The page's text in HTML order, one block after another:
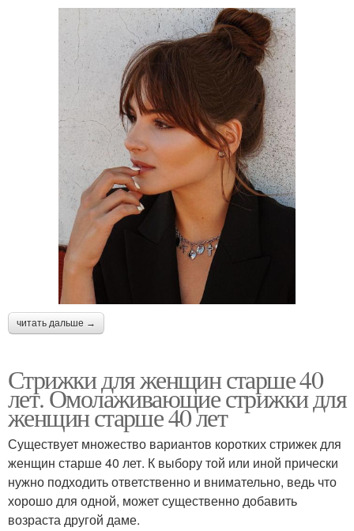
читать дальше →
Стрижки для женщин старше 40
лет. Омолаживающие стрижки для
женщин старше 40 лет
Существует множество вариантов коротких стрижек для
женщин старше 40 лет. К выбору той или иной прически
нужно подходить ответственно и внимательно, ведь что
хорошо для одной, может существенно добавить
возраста другой даме.